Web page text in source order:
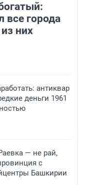
все города
них
антиквар
деньги 1961
— не рай,
с
Башкирии